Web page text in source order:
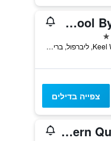
Staybridge Suites Liverpool By IHG
21 Keel Wharf, ליברפול, בריטניה
צפייה בדילים
ibis Styles Liverpool Centre Dale Street - Cavern Quarter